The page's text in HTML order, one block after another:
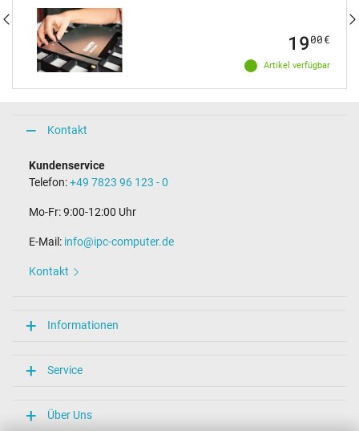
Artikel verfügbar
1900€
Kontakt
Kundenservice
Telefon:+49 7823 96 123 - 0
Mo-Fr: 9:00-12:00 Uhr
E-Mail: info@ipc-computer.de
Kontakt
Informationen
Service
Über Uns